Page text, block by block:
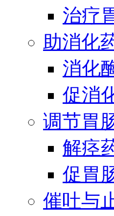
治疗
助消化
消化
促消
调节胃
解痉
促胃
催吐与